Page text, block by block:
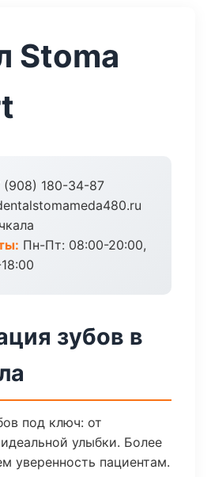
Stoma
(908) 180-34-87
Пн-Пт: 08:00-20:00,
зубов в
под ключ: от
улыбки. Более
уверенность пациентам.